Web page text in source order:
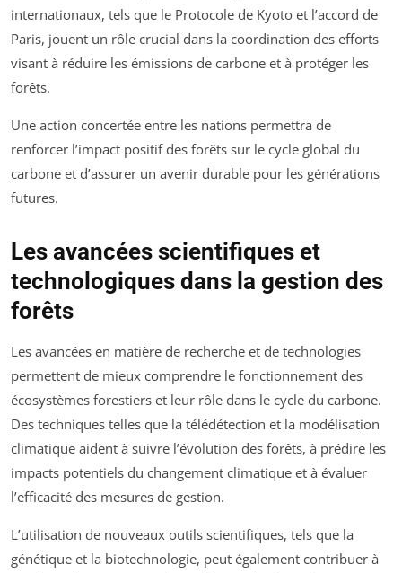
internationaux, tels que le Protocole de Kyoto et l’accord de
Paris, jouent un rôle crucial dans la coordination des efforts
visant à réduire les émissions de carbone et à protéger les
forêts.
Une action concertée entre les nations permettra de
renforcer l’impact positif des forêts sur le cycle global du
carbone et d’assurer un avenir durable pour les générations
futures.
Les avancées scientifiques et
technologiques dans la gestion des
forêts
Les avancées en matière de recherche et de technologies
permettent de mieux comprendre le fonctionnement des
écosystèmes forestiers et leur rôle dans le cycle du carbone.
Des techniques telles que la télédétection et la modélisation
climatique aident à suivre l’évolution des forêts, à prédire les
impacts potentiels du changement climatique et à évaluer
l’efficacité des mesures de gestion.
L’utilisation de nouveaux outils scientifiques, tels que la
génétique et la biotechnologie, peut également contribuer à